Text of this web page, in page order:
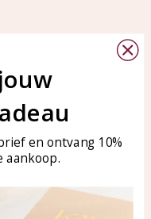
Sieraden
09:00-17:00
Tel: 0850003187
WhatsApp: 0850003187
klantenservice@kayasierade
en ontvang 10%
aankoop.